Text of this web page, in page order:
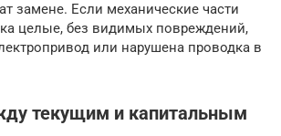
замене. Если механические части
целые, без видимых повреждений,
или нарушена проводка в
текущим и капитальным